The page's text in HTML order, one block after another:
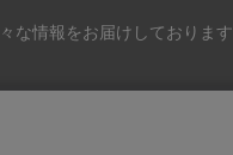
な情報をお届けしております